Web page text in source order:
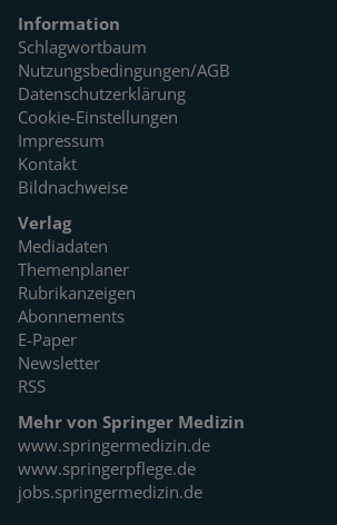
Information
Schlagwortbaum
Nutzungsbedingungen/AGB
Datenschutzerklärung
Cookie-Einstellungen
Impressum
Kontakt
Bildnachweise
Verlag
Mediadaten
Themenplaner
Rubrikanzeigen
Abonnements
E-Paper
Newsletter
RSS
Mehr von Springer Medizin
www.springermedizin.de
www.springerpflege.de
jobs.springermedizin.de